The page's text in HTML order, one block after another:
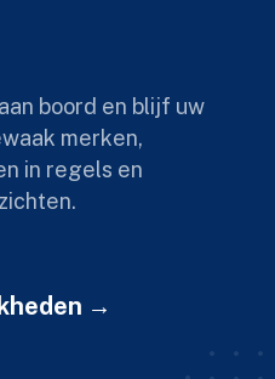
boord en blijf uw
merken,
in regels en